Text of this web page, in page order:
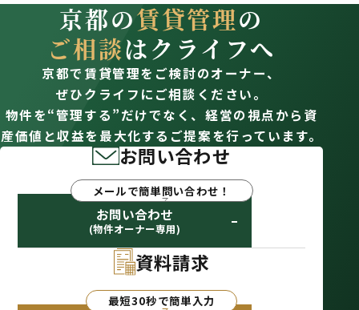
京都の賃貸管理の
ご相談はクライフへ
京都で賃貸管理をご検討のオーナー、
ぜひクライフにご相談ください。
物件を“管理する”だけでなく、経営の視点から資
産価値と収益を最大化するご提案を行っています。
お問い合わせ
メールで簡単問い合わせ！
お問い合わせ
(物件オーナー専用)
資料請求
最短30秒で簡単入力